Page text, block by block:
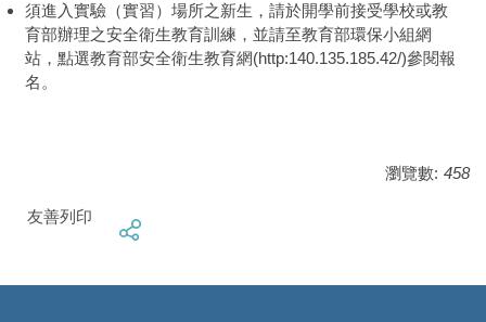
須進入實驗（實習）場所之新生，請於開學前接受學校或教
育部辦理之安全衛生教育訓練，並請至教育部環保小組網
站，點選教育部安全衛生教育網(http:140.135.185.42/)參閱報
名。
瀏覽數: 458
友善列印